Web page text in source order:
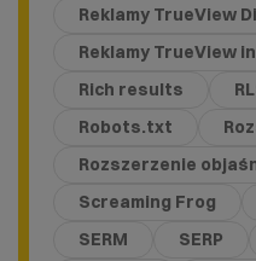
Reklamy TrueView
Reklamy TrueView
Rich results
Robots.txt
Rozszerzenie
Screaming Frog
SERM
SERP